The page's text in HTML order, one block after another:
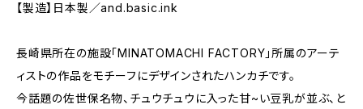
【製造】日本製／and.basic.ink
長崎県所在の施設「MINATOMACHI FACTORY」所属のアーテ
ィストの作品をモチーフにデザインされたハンカチです。
今話題の佐世保名物、チュウチュウに入った甘~い豆乳が並ぶ、と